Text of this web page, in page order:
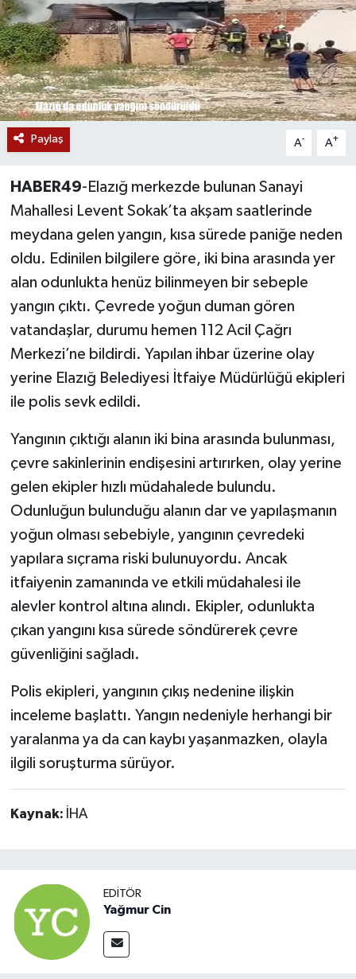
Paylaş A- A+
HABER49-Elazığ merkezde bulunan Sanayi
Mahallesi Levent Sokak’ta akşam saatlerinde
meydana gelen yangın, kısa sürede paniğe neden
oldu. Edinilen bilgilere göre, iki bina arasında yer
alan odunlukta henüz bilinmeyen bir sebeple
yangın çıktı. Çevrede yoğun duman gören
vatandaşlar, durumu hemen 112 Acil Çağrı
Merkezi’ne bildirdi. Yapılan ihbar üzerine olay
yerine Elazığ Belediyesi İtfaiye Müdürlüğü ekipleri
ile polis sevk edildi.
Yangının çıktığı alanın iki bina arasında bulunması,
çevre sakinlerinin endişesini artırırken, olay yerine
gelen ekipler hızlı müdahalede bulundu.
Odunluğun bulunduğu alanın dar ve yapılaşmanın
yoğun olması sebebiyle, yangının çevredeki
yapılara sıçrama riski bulunuyordu. Ancak
itfaiyenin zamanında ve etkili müdahalesi ile
alevler kontrol altına alındı. Ekipler, odunlukta
çıkan yangını kısa sürede söndürerek çevre
güvenliğini sağladı.
Polis ekipleri, yangının çıkış nedenine ilişkin
inceleme başlattı. Yangın nedeniyle herhangi bir
yaralanma ya da can kaybı yaşanmazken, olayla
ilgili soruşturma sürüyor.
Kaynak: İHA
EDITÖR
Yağmur Cin
Kültür Sanat
Muş
Hasköy
Korkut
Bulanık
Varto